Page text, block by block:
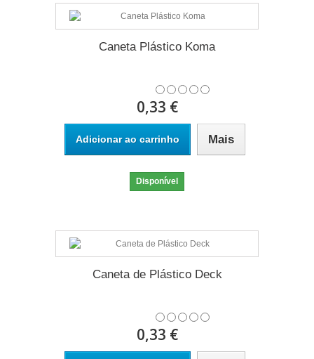
Caneta Plástico Koma
0,33 €
Adicionar ao carrinho Mais
Disponível
Caneta de Plástico Deck
0,33 €